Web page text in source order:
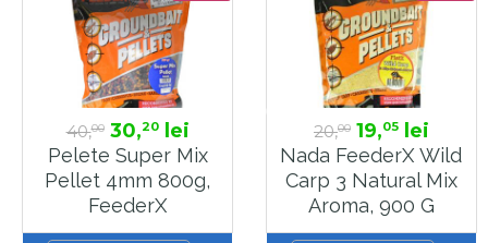
40,00 30,20lei
Pelete Super Mix
Pellet 4mm 800g,
FeederX
20,00 19,05lei
Nada FeederX Wild
Carp 3 Natural Mix
Aroma, 900 G